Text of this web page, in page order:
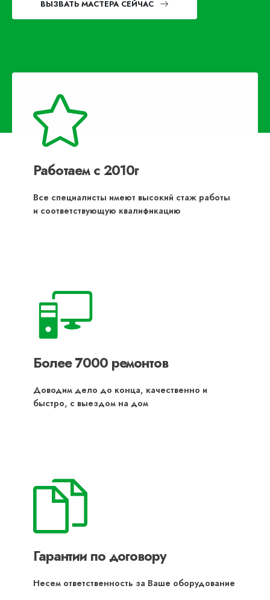
ВЫЗВАТЬ МАСТЕРА СЕЙЧАС
Работаем с 2010г
Все специалисты имеют высокий стаж работы
и соответствующую квалификацию
Более 7000 ремонтов
Доводим дело до конца, качественно и
быстро, с выездом на дом
Гарантии по договору
Несем ответственность за Ваше оборудование